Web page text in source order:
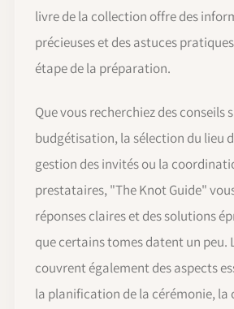
livre de la collection offre des
précieuses et des astuces
étape de la préparation.
Que vous recherchiez des conseils
budgétisation, la sélection du lieu
gestion des invités ou la
prestataires, "The Knot Guide"
réponses claires et des solutions
que certains tomes datent un peu.
couvrent également des aspects
la planification de la cérémonie, la